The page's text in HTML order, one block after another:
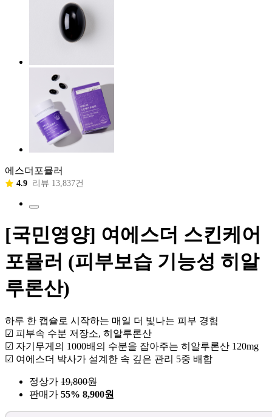
에스더포뮬러
4.9 리뷰 13,837건
[국민영양] 여에스더 스킨케어
포뮬러 (피부보습 기능성 히알
루론산)
하루 한 캡슐로 시작하는 매일 더 빛나는 피부 경험
☑ 피부속 수분 저장소, 히알루론산
☑ 자기무게의 1000배의 수분을 잡아주는 히알루론산 120mg
☑ 여에스더 박사가 설계한 속 깊은 관리 5중 배합
정상가 19,800원
판매가 55% 8,900원